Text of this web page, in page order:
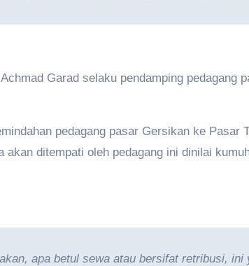
Garad selaku pendamping pedagang
pedagang pasar Gersikan ke Pasar
ditempati oleh pedagang ini dinilai
apa betul sewa atau bersifat retribusi, ini